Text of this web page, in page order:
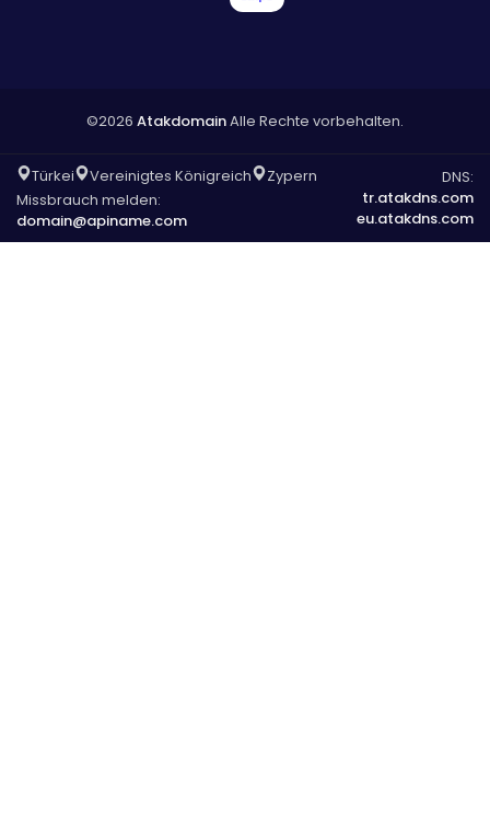
©2026 AtakdomainAlle Rechte vorbehalten.
Türkei Vereinigtes Königreich
Zypern
Missbrauch melden:
domain@apiname.com
DNS:
tr.atakdns.com
eu.atakdns.com